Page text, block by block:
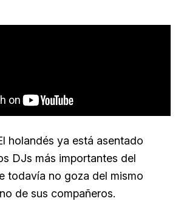
holandés ya está asentado
DJs más importantes del
todavía no goza del mismo
de sus compañeros.